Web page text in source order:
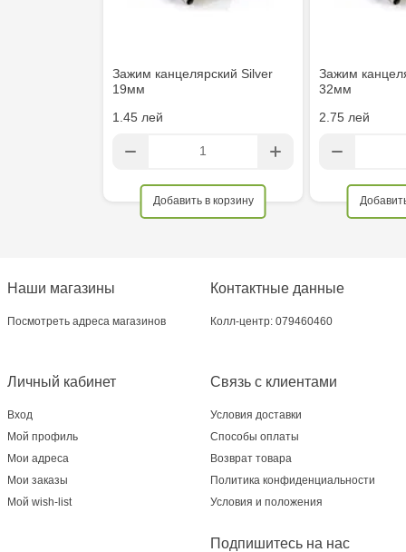
Зажим канцелярский Silver
19мм
1.45 лей
Добавить в корзину
Зажим
32мм
2.75 лей
Наши магазины
Посмотреть адреса магазинов
Связь с клиентами
Условия доставки
Способы оплаты
Возврат товара
Политика конфиденциальности
Условия и положения
Личный кабинет
Вход
Мой профиль
Мои адреса
Мои заказы
Мой wish-list
Контактные данные
Колл-центр: 079460460
Подпишитесь на нас